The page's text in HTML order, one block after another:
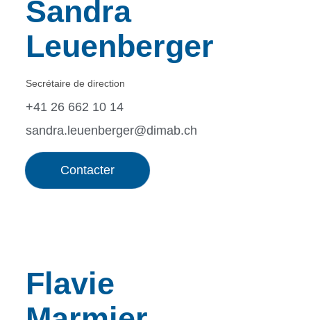
Sandra
Leuenberger
Secrétaire de direction
+41 26 662 10 14
sandra.leuenberger@dimab.ch
Contacter
Flavie